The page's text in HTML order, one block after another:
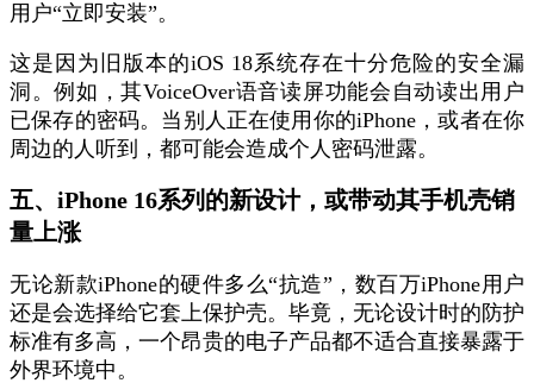
用户“立即安装”。
这是因为旧版本的iOS 18系统存在十分危险的安全漏
洞。例如，其VoiceOver语音读屏功能会自动读出用户
已保存的密码。当别人正在使用你的iPhone，或者在你
周边的人听到，都可能会造成个人密码泄露。
五、iPhone 16系列的新设计，或带动其手机壳销
量上涨
无论新款iPhone的硬件多么“抗造”，数百万iPhone用户
还是会选择给它套上保护壳。毕竟，无论设计时的防护
标准有多高，一个昂贵的电子产品都不适合直接暴露于
外界环境中。